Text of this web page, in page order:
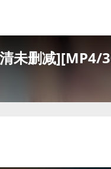
未删减][MP4/